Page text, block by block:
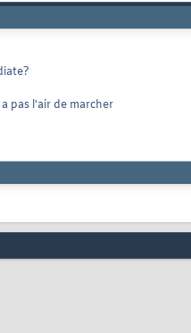
pas l'air de marcher